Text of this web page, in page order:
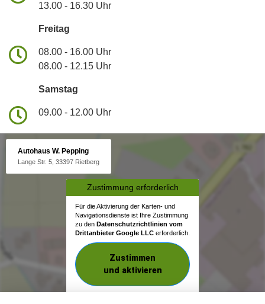
13.00 - 16.30 Uhr
Freitag
08.00 - 16.00 Uhr
08.00 - 12.15 Uhr
Samstag
09.00 - 12.00 Uhr
Autohaus W. Pepping
Lange Str. 5, 33397 Rietberg
Zustimmung erforderlich
Für die Aktivierung der Karten- und
Navigationsdienste ist Ihre Zustimmung
zu den Datenschutzrichtlinien vom
Drittanbieter Google LLC erforderlich.
Zustimmen
und aktivieren